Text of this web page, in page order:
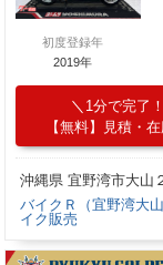
初度登録年
2019年
1分で完了！
【無料】見積・
沖縄県 宜野湾市大山
バイクＲ（宜野湾大
イク販売